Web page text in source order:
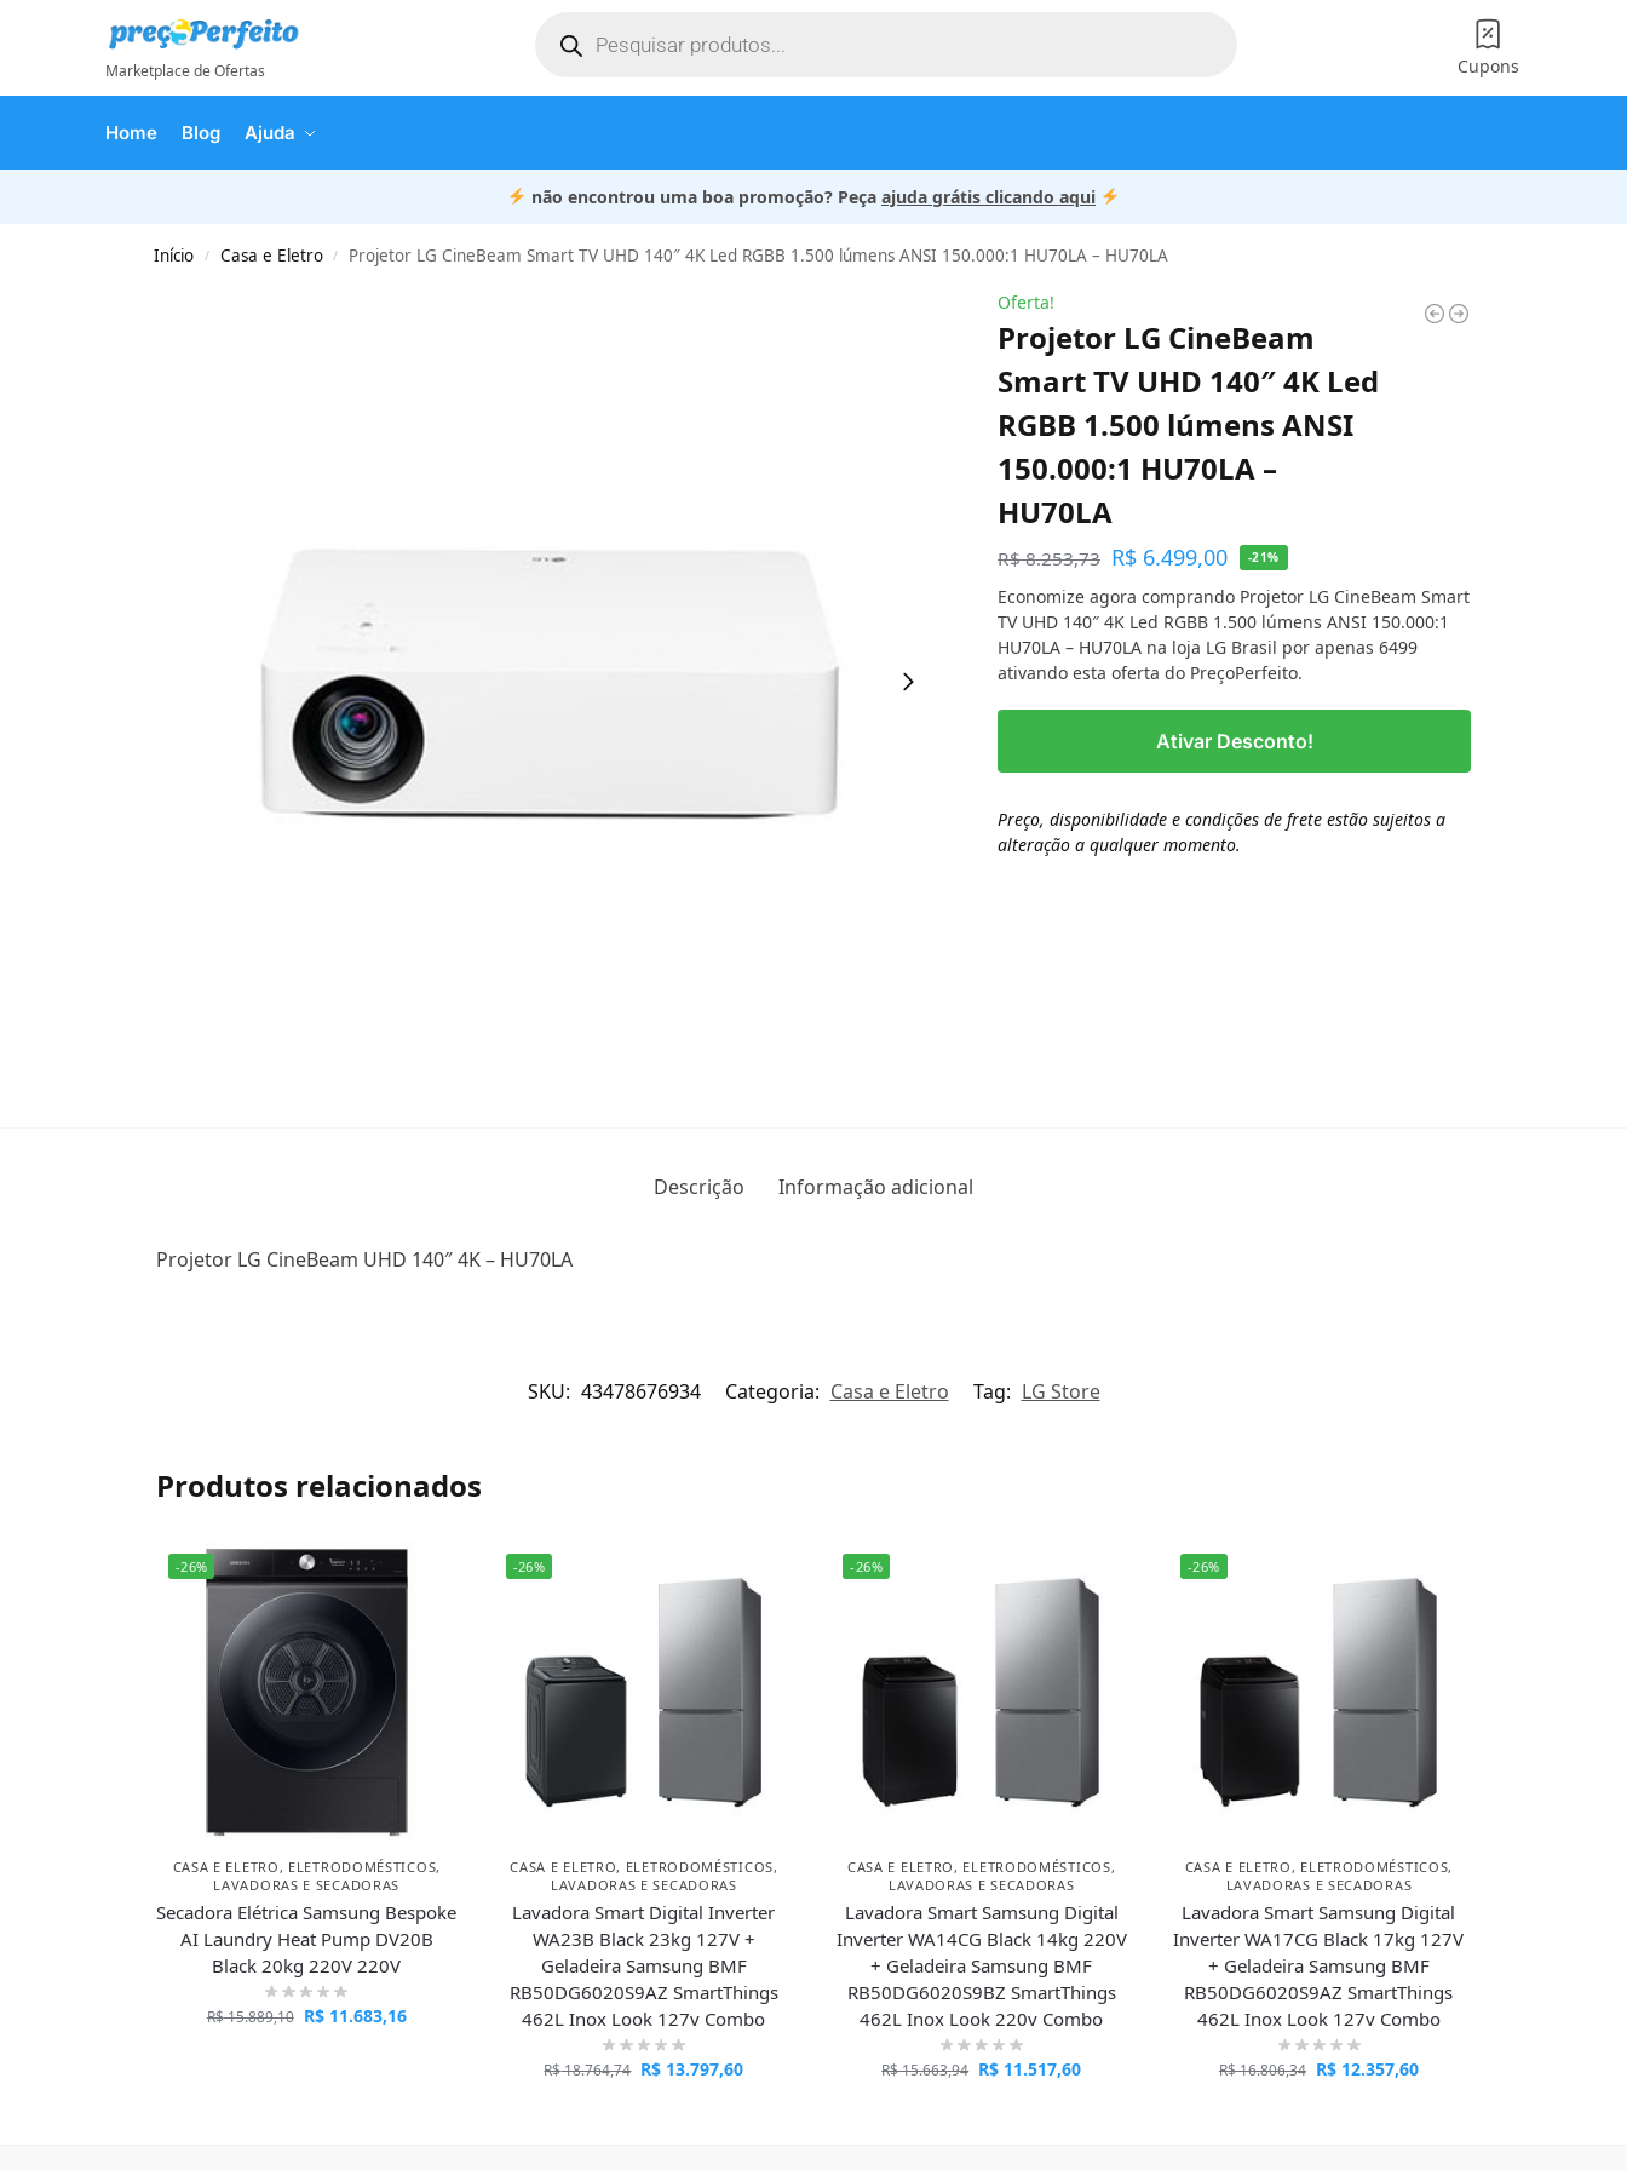
Marketplace de Ofertas Cupons
Home Blog Ajuda
não encontrou uma boa promoção? Peça ajuda grátis clicando aqui
Início / Casa e Eletro / Projetor LG CineBeam Smart TV UHD 140″ 4K Led RGBB 1.500 lúmens ANSI 150.000:1 HU70LA – HU70LA
Oferta!
Projetor LG CineBeam
Smart TV UHD 140″ 4K Led
RGBB 1.500 lúmens ANSI
150.000:1 HU70LA –
HU70LA
R$8.253,73 R$ 6.499,00 -21%
Economize agora comprando Projetor LG CineBeam Smart
TV UHD 140″ 4K Led RGBB 1.500 lúmens ANSI 150.000:1
HU70LA – HU70LA na loja LG Brasil por apenas 6499
ativando esta oferta do PreçoPerfeito.
Ativar Desconto!
Preço, disponibilidade e condições de frete estão sujeitos a
alteração a qualquer momento.
Descrição Informação adicional
Projetor LG CineBeam UHD 140″ 4K – HU70LA
SKU: 43478676934 Categoria: Casa e Eletro Tag: LG Store
Produtos relacionados
-26%
CASA E ELETRO , ELETRODOMÉSTICOS,
LAVADORAS E SECADORAS
Secadora Elétrica Samsung Bespoke
AI Laundry Heat Pump DV20B
Black 20kg 220V 220V
R$15.889,10 R$11.683,16
-26%
CASA E ELETRO, ELETRODOMÉSTICOS,
LAVADORAS E SECADORAS
Lavadora Smart Digital Inverter
WA23B Black 23kg 127V +
Geladeira Samsung BMF
RB50DG6020S9AZ SmartThings
462L Inox Look 127v Combo
R$18.764,74 R$ 13.797,60
-26%
CASA E ELETRO , ELETRODOMÉSTICOS,
LAVADORAS E SECADORAS
Lavadora Smart Samsung Digital
Inverter WA14CG Black 14kg 220V
+ Geladeira Samsung BMF
RB50DG6020S9BZ SmartThings
462L Inox Look 220v Combo
R$15.663,94 R$ 11.517,60
-26%
CASA E ELETRO , ELETRODOMÉSTICOS,
LAVADORAS E SECADORAS
Lavadora Smart Samsung Digital
Inverter WA17CG Black 17kg 127V
+ Geladeira Samsung BMF
RB50DG6020S9AZ SmartThings
462L Inox Look 127v Combo
R$16.806,34 R$12.357,60